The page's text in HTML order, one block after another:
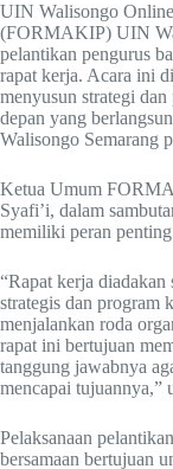
UIN Walisongo
(FORMAKIP) UIN
pelantikan pengurus
rapat kerja. Acara ini
menyusun strategi
depan yang
Walisongo Semarang
Ketua Umum
Syafi’i, dalam
memiliki peran
“Rapat kerja diadakan
strategis dan program
menjalankan roda
rapat ini bertujuan
tanggung jawabnya
mencapai tujuannya,”
Pelaksanaan
bersamaan bertujuan